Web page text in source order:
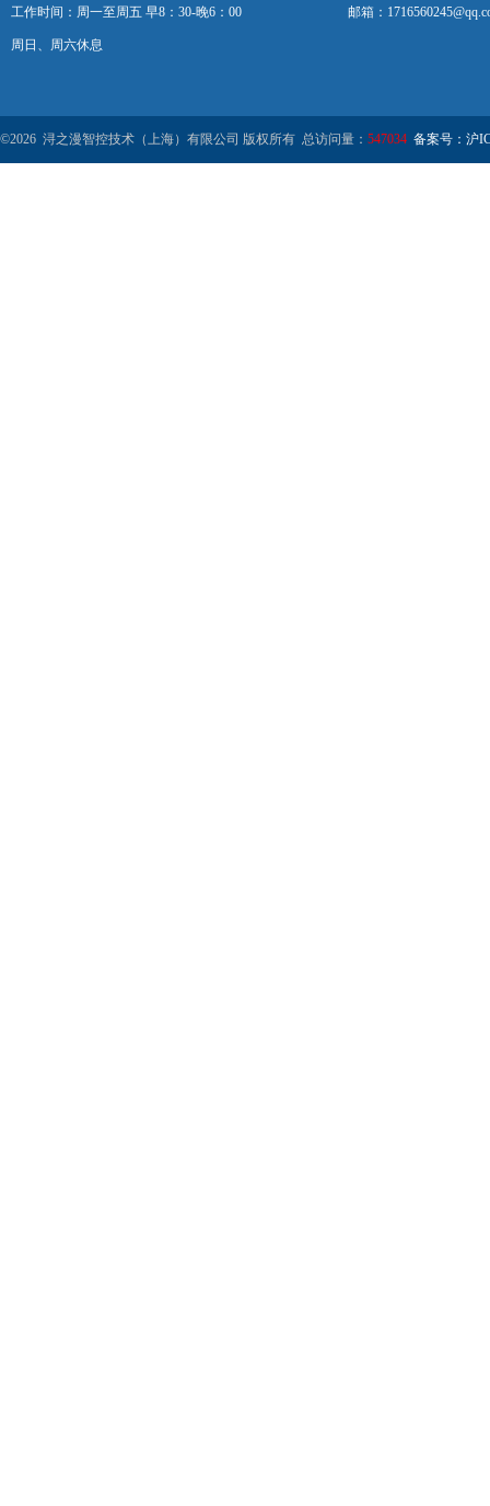
工作时间：周一至周五 早8：30-晚6：00
周日、周六休息
邮箱：
©2026 浔之漫智控技术（上海）有限公司 版权所有 总访问量： 547034 备案号：沪